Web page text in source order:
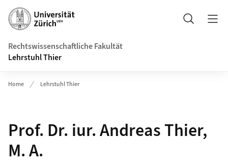
Header
Suche
Rechtswissenschaftliche Fakultät
Lehrstuhl Thier
Home Lehrstuhl Thier
Prof. Dr. iur. Andreas Thier,
M. A.